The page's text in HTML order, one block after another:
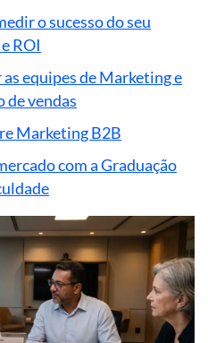
o sucesso do seu
ROI
equipes de Marketing e
de vendas
Marketing B2B
com a Graduação